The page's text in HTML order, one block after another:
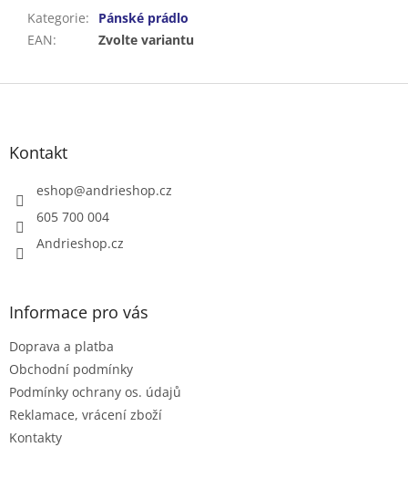
Kategorie:
Pánské prádlo
EAN: Zvolte variantu
Z
Kontakt
eshop@andrieshop.cz
605 700 004
Andrieshop.cz
Informace pro vás
Doprava a platba
Obchodní podmínky
Podmínky ochrany os. údajů
Reklamace, vrácení zboží
Kontakty